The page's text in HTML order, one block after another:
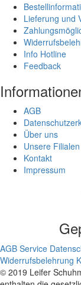
Lieferung und
Info Hotline
Feedback
AGB
Über uns
Unsere Filialen
Kontakt
Impressum
AGB Service
Widerrufsbelehrung
© 2019 Leifer